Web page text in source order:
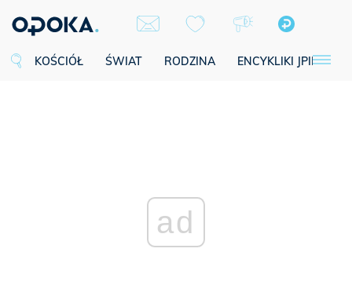
KOŚCIÓŁ ŚWIAT RODZINA ENCYKLIKI JPII
ad